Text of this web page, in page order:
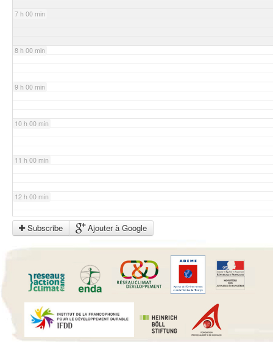
7 h 00 min
8 h 00 min
9 h 00 min
10 h 00 min
11 h 00 min
12 h 00 min
13 h 00 min
15 h 00 min
Subscribe Ajouter à Google